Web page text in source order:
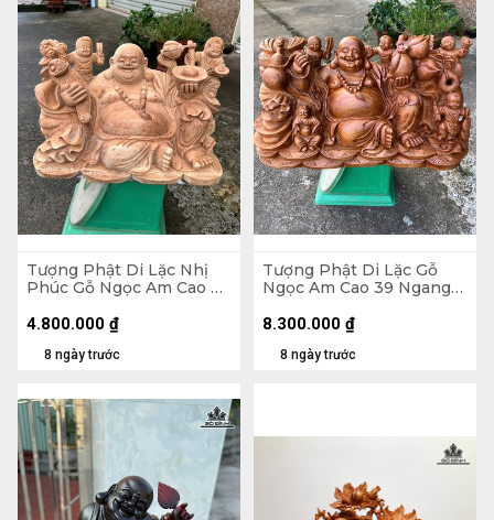
Tượng Phật Di Lặc Nhị
Phúc Gỗ Ngọc Am Cao 30
8 ngày trước
4.800.000 ₫
Tượng Phật Di Lặc Gỗ
Ngọc Am Cao 39 Ngang
8 ngày trước
8.300.000 ₫